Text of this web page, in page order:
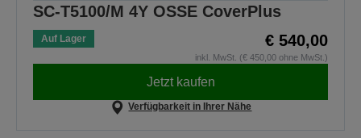
SC-T5100/M 4Y OSSE CoverPlus
Auf Lager € 540,00
inkl. MwSt. (€ 450,00 ohne MwSt.)
Jetzt kaufen
Verfügbarkeit in Ihrer Nähe